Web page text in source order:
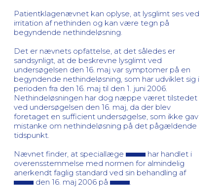
Patientklagenævnet kan oplyse, at lysglimt ses ved
irritation af nethinden og kan være tegn på
begyndende nethindeløsning.
Det er nævnets opfattelse, at det således er
sandsynligt, at de beskrevne lysglimt ved
undersøgelsen den 16. maj var symptomer på en
begyndende nethindeløsning, som har udviklet sig i
perioden fra den 16. maj til den 1. juni 2006.
Nethindeløsningen har dog næppe været tilstedet
ved undersøgelsen den 16. maj, da der blev
foretaget en sufficient undersøgelse, som ikke gav
mistanke om nethindeløsning på det pågældende
tidspunkt.
Nævnet finder, at speciallæge
har handlet i
overensstemmelse med normen for almindelig
anerkendt faglig standard ved sin behandling af
den 16. maj 2006 på